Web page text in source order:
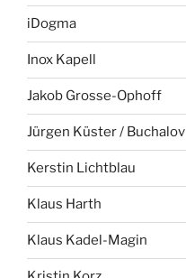
iDogma
Inox Kapell
Jakob Grosse-Ophoff
Jürgen Küster / Buchalov
Kerstin Lichtblau
Klaus Harth
Klaus Kadel-Magin